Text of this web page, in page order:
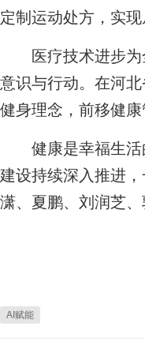
定制运动处方，实
医疗技术进步为
意识与行动。在河
健身理念，前移健
健康是幸福生活
建设持续深入推进
潇、夏鹏、刘润芝、
AI赋能